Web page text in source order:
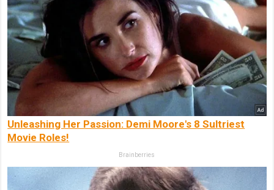
Unleashing Her Passion: Demi Moore's 8 Sultriest
Movie Roles!
Brainberries